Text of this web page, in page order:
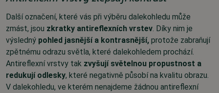
Další označení, které vás při výběru dalekohledu může
zmást, jsou zkratky antireflexních vrstev. Díky nim je
výsledný pohled jasnější a kontrasnější, protože zabraňují
zpětnému odrazu světla, které dalekohledem prochází.
Antireflexní vrstvy tak zvyšují světelnou propustnost a
redukují odlesky, které negativně působí na kvalitu obrazu.
V dalekohledu, ve kterém nenajdeme žádnou antireflexní